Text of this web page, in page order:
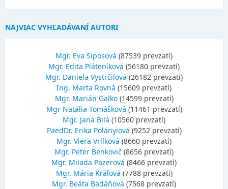
NAJVIAC VYHĽADÁVANÍ AUTORI
Mgr. Eva Siposová (87539 prevzatí)
Mgr. Edita Pláteníková (56180 prevzatí)
Mgr. Daniela Vystrčilová (26182 prevzatí)
Ing. Marta Rovná (15609 prevzatí)
Mgr. Marián Galko(14599 prevzatí)
Mgr Natália Tomášková (11461 prevzatí)
Mgr. Jana Bilá (10560 prevzatí)
PaedDr. Erika Polányiová (9252 prevzatí)
Mgr. Viera Vrlíková (8660 prevzatí)
Mgr. Peter Benkovič (8656 prevzatí)
Mgr. Milada Pazerová (8466 prevzatí)
Mgr. Mária Kráľová (7788 prevzatí)
Mgr. Beáta Badáňová (7568 prevzatí)